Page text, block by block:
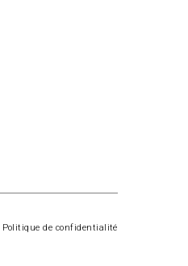
Politique de confidentialité